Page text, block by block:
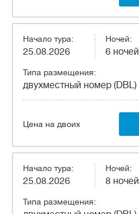
Начало тура:
25.08.2026
Типа размещения:
двухместный номер (DBL)
Ночей:
6 ночей
Цена на двоих
Начало тура:
25.08.2026
Типа размещения:
Ночей:
8 ночей